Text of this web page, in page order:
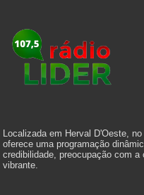
Localizada em Herval D'Oeste,
oferece uma programação
credibilidade, preocupação com
vibrante.